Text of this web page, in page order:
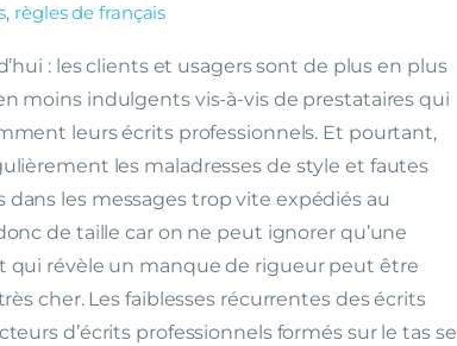
, règles de français
: les clients et usagers sont de plus en plus
moins indulgents vis-à-vis de prestataires qui
leurs écrits professionnels. Et pourtant,
les maladresses de style et fautes
les messages trop vite expédiés au
de taille car on ne peut ignorer qu’une
qui révèle un manque de rigueur peut être
cher. Les faiblesses récurrentes des écrits
d’écrits professionnels formés sur le tas se